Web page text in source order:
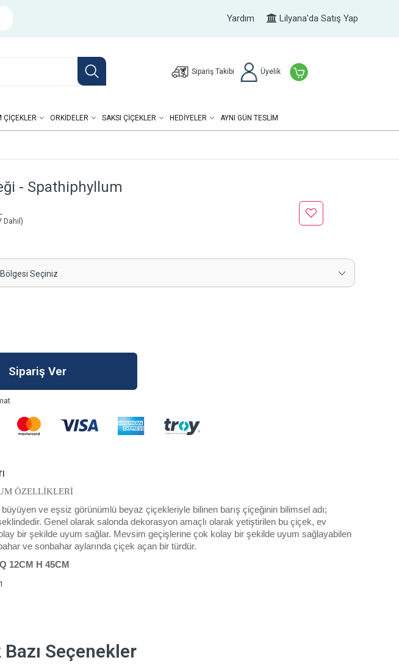
Yardım Lilyana'da Satış Yap
Sipariş Takibi Üyelik
ÇIÇEKLER ORKIDELER SAKSI ÇIÇEKLER HEDIYELER AYNI GÜN TESLİM
- Spathiphyllum
Dahil)
Seçiniz
ÖZELLİKLERİ
büyüyen ve eşsiz görünümlü beyaz çiçekleriyle bilinen barış çiçeğinin bilimsel adı;
Genel olarak salonda dekorasyon amaçlı olarak yetiştirilen bu çiçek, ev
bir şekilde uyum sağlar. Mevsim geçişlerine çok kolay bir şekilde uyum sağlayabilen
ve sonbahar aylarında çiçek açan bir türdür.
12CM H 45CM
Seçenekler